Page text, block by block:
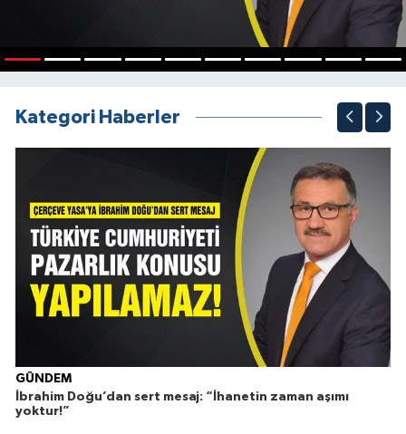
Kategori Haberler
GÜNDEM
İbrahim Doğu’dan sert mesaj: “İhanetin zaman aşımı
yoktur!”